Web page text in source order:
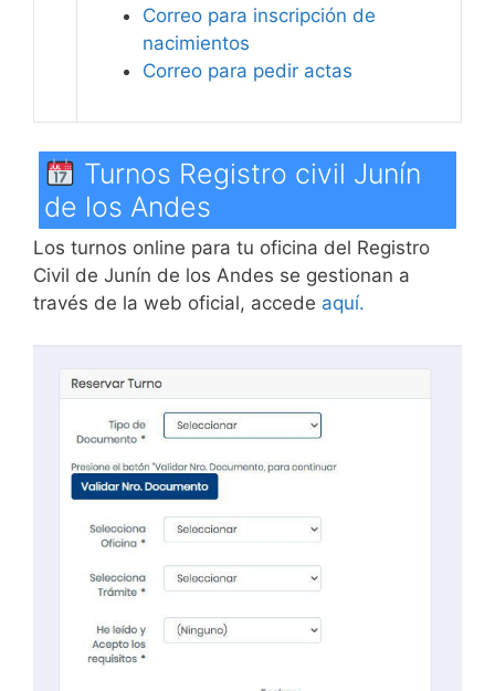
Correo para inscripción de
nacimientos
Correo para pedir actas
Turnos Registro civil Junín
de los Andes
Los turnos online para tu oficina del Registro
Civil de Junín de los Andes se gestionan a
través de la web oficial, accede aquí.